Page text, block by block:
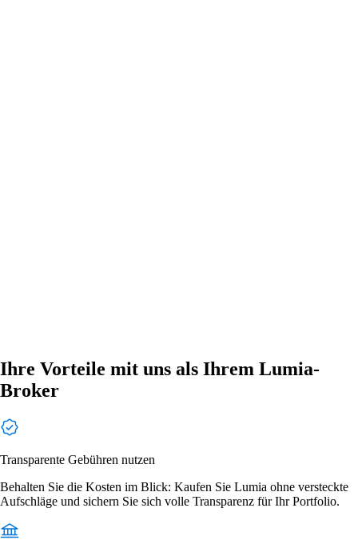
Ihre Vorteile mit uns als Ihrem Lumia-
Broker
Transparente Gebühren nutzen
Behalten Sie die Kosten im Blick: Kaufen Sie Lumia ohne versteckte
Aufschläge und sichern Sie sich volle Transparenz für Ihr Portfolio.